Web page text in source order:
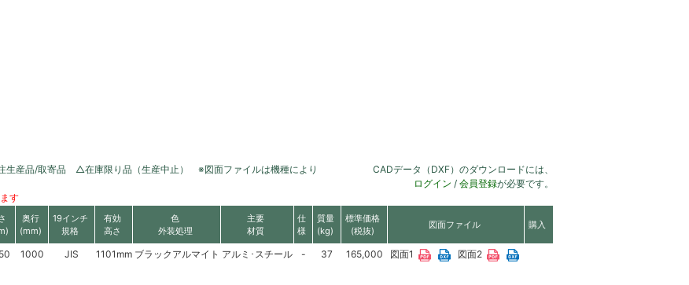
品/取寄品 △在庫限り品（生産中止） ※図面ファイルは機種により
す
CADデータ（DXF）のダウンロードには、
ログイン / 会員登録が必要です。
奥行
(mm)
19インチ
規格
有効
高さ
色
外装処理
主要
材質
仕
様
質量
(kg)
標準価格
(税抜)
図面ファイル 購入
1000 JIS 1101mm ブラックアルマイト アルミ･スチール - 37 165,000 図面1 図面2